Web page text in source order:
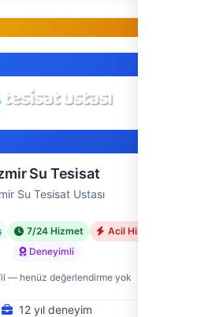
Su Tesisat
Su Tesisat Ustası
7/24 Hizmet
Acil Hizmet
Deneyimli
— henüz değerlendirme yok
12 yıl deneyim